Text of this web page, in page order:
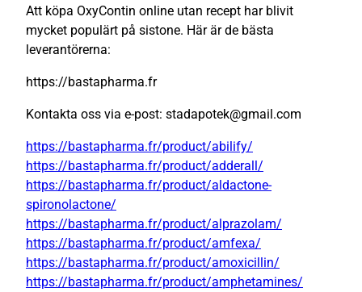
Att köpa OxyContin online utan recept har blivit
mycket populärt på sistone. Här är de bästa
leverantörerna:
https://bastapharma.fr
Kontakta oss via e-post: stadapotek@gmail.com
https://bastapharma.fr/product/abilify/
https://bastapharma.fr/product/adderall/
https://bastapharma.fr/product/aldactone-
spironolactone/
https://bastapharma.fr/product/alprazolam/
https://bastapharma.fr/product/amfexa/
https://bastapharma.fr/product/amoxicillin/
https://bastapharma.fr/product/amphetamines/